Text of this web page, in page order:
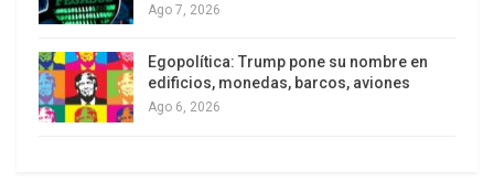
Ago 7, 2026
Egopolítica: Trump pone su nombre en
edificios, monedas, barcos, aviones
Ago 6, 2026